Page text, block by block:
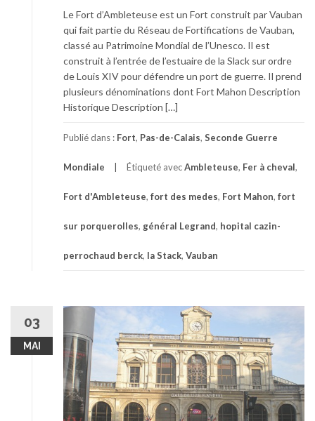
Le Fort d’Ambleteuse est un Fort construit par Vauban
qui fait partie du Réseau de Fortifications de Vauban,
classé au Patrimoine Mondial de l’Unesco. Il est
construit à l’entrée de l’estuaire de la Slack sur ordre
de Louis XIV pour défendre un port de guerre. Il prend
plusieurs dénominations dont Fort Mahon Description
Historique Description […]
Publié dans : Fort, Pas-de-Calais, Seconde Guerre
Mondiale Étiqueté avecAmbleteuse, Fer à cheval,
Fort d'Ambleteuse, fort des medes, Fort Mahon, fort
sur porquerolles, général Legrand, hopital cazin-
perrochaud berck, la Stack, Vauban
03
MAI